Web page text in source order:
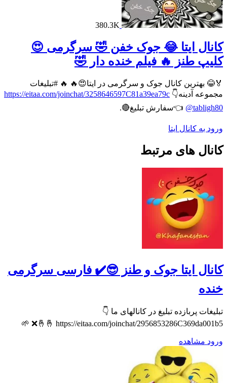
380.3K
کانال ایتا 😂 جوک خفن 🤣 سرگرمی 😍
کلیپ طنز 🔥 فیلم خنده دار 🤣
🏅😂 بهترین کانال جوک و سرگرمی در ایتا😍🔥 🔥 #تبلیغات
مجموعه آدینه👇 https://eitaa.com/joinchat/3258646597C81a39ea79c
@tabligh80 👈سفارش تبلیغ🔴.
ورود به کانال ایتا
کانال های مرتبط
کانال ایتا جوک و طنز 😎✔️ فارسی سرگرمی
خنده
تبلیغات پربازده تبلیغ در کانالهای ما 👇
https://eitaa.com/joinchat/2956853286C369da001b5 🤞🤞❌ 🌱
ورود مشاهده